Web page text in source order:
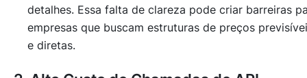
detalhes. Essa falta de clareza pode criar barreiras
empresas que buscam estruturas de preços
e diretas.